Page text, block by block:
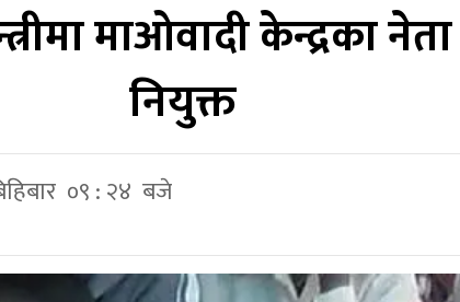
माओवादी केन्द्रका नेता
नियुक्त
०९ : २४ बजे